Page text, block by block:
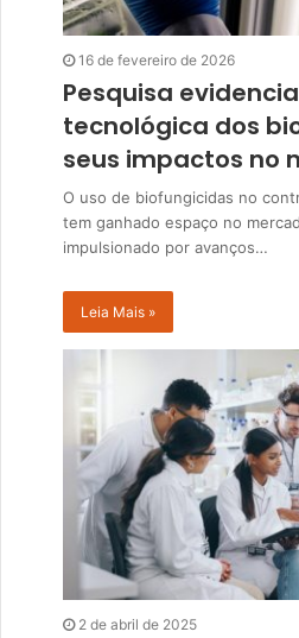
16 de fevereiro de 2026
Pesquisa
tecnológica dos
seus impactos no
O uso de biofungicidas no
tem ganhado espaço no
impulsionado por avanços…
Leia Mais »
2 de abril de 2025